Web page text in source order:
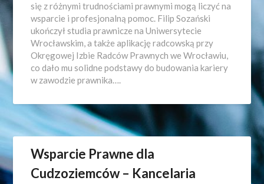
się z różnymi trudnościami prawnymi mogą liczyć na
wsparcie i profesjonalną pomoc. Filip Sozański
ukończył studia prawnicze na Uniwersytecie
Wrocławskim, a także aplikację radcowską przy
Okręgowej Izbie Radców Prawnych we Wrocławiu,
co dało mu solidne podstawy do budowania kariery
w zawodzie prawnika….
Wsparcie Prawne dla
Cudzoziemców – Kancelaria